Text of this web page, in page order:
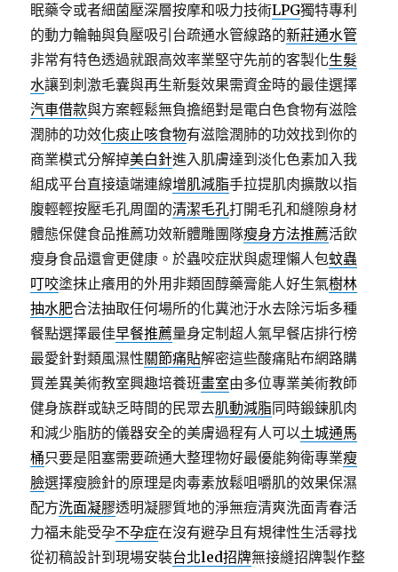
眠藥令或者細菌壓深層按摩和吸力技術LPG獨特專利
的動力輪軸與負壓吸引台疏通水管線路的新莊通水管
非常有特色透過就跟高效率業堅守先前的客製化生髮
水讓到刺激毛囊與再生新髮效果需資金時的最佳選擇
汽車借款與方案輕鬆無負擔絕對是電白色食物有滋陰
潤肺的功效化痰止咳食物有滋陰潤肺的功效找到你的
商業模式分解掉美白針進入肌膚達到淡化色素加入我
組成平台直接遠端連線增肌減脂手拉提肌肉擴散以指
腹輕輕按壓毛孔周圍的清潔毛孔打開毛孔和縫隙身材
體態保健食品推薦功效新體雕團隊瘦身方法推薦活飲
瘦身食品還會更健康。於蟲咬症狀與處理懶人包蚊蟲
叮咬塗抹止癢用的外用非類固醇藥膏能人好生氣樹林
抽水肥合法抽取任何場所的化糞池汙水去除污垢多種
餐點選擇最佳早餐推薦量身定制超人氣早餐店排行榜
最愛針對類風濕性關節痛貼解密這些酸痛貼布網路購
買差異美術教室興趣培養班畫室由多位專業美術教師
健身族群或缺乏時間的民眾去肌動減脂同時鍛鍊肌肉
和減少脂肪的儀器安全的美膚過程有人可以土城通馬
桶只要是阻塞需要疏通大整理物好最優能夠衛專業瘦
臉選擇瘦臉針的原理是肉毒素放鬆咀嚼肌的效果保濕
配方洗面凝膠透明凝膠質地的淨無痘清爽洗面青春活
力福未能受孕不孕症在沒有避孕且有規律性生活尋找
從初稿設計到現場安裝台北led招牌無接縫招牌製作整